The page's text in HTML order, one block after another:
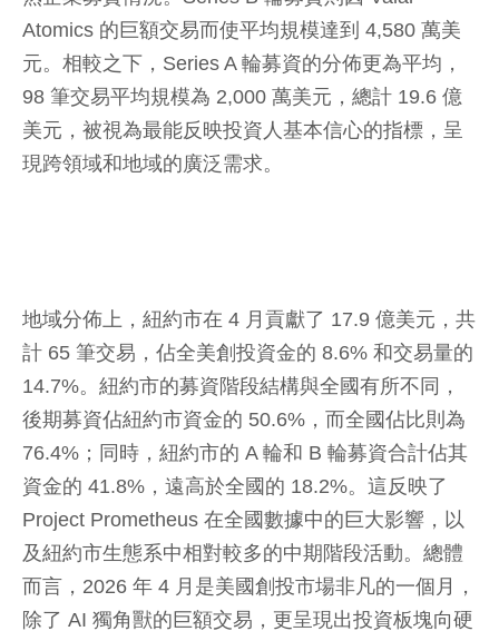
Atomics 的巨額交易而使平均規模達到 4,580 萬美
元。相較之下，Series A 輪募資的分佈更為平均，
98 筆交易平均規模為 2,000 萬美元，總計 19.6 億
美元，被視為最能反映投資人基本信心的指標，呈
現跨領域和地域的廣泛需求。
地域分佈上，紐約市在 4 月貢獻了 17.9 億美元，共
計 65 筆交易，佔全美創投資金的 8.6% 和交易量的
14.7%。紐約市的募資階段結構與全國有所不同，
後期募資佔紐約市資金的 50.6%，而全國佔比則為
76.4%；同時，紐約市的 A 輪和 B 輪募資合計佔其
資金的 41.8%，遠高於全國的 18.2%。這反映了
Project Prometheus 在全國數據中的巨大影響，以
及紐約市生態系中相對較多的中期階段活動。總體
而言，2026 年 4 月是美國創投市場非凡的一個月，
除了 AI 獨角獸的巨額交易，更呈現出投資板塊向硬